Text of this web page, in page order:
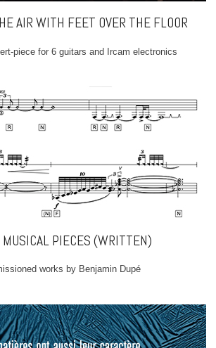
AIR WITH FEET OVER THE FLOOR
piece for 6 guitars and Ircam electronics
MUSICAL PIECES (WRITTEN)
works by Benjamin Dupé